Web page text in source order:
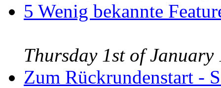
5 Wenig bekannte
Thursday 1st of
Zum Rückrundenstart -